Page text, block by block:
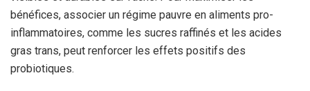
bénéfices, associer un régime pauvre en aliments pro-
inflammatoires, comme les sucres raffinés et les acides
gras trans, peut renforcer les effets positifs des
probiotiques.